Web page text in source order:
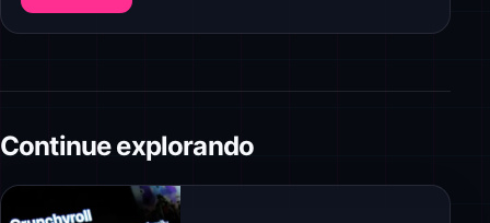
Continue explorando